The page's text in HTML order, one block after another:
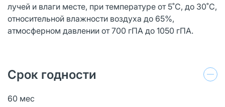
лучей и влаги месте, при температуре от 5˚С, до 30˚С,
относительной влажности воздуха до 65%,
атмосферном давлении от 700 гПА до 1050 гПА.
Срок годности
60 мес